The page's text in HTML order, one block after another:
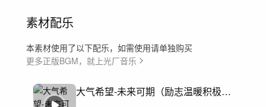
素材配乐
本素材使用了以下配乐，如需使用请单独购买
更多正版BGM，就上光厂音乐
大气希望-未来可期（励志温暖积极奋进）